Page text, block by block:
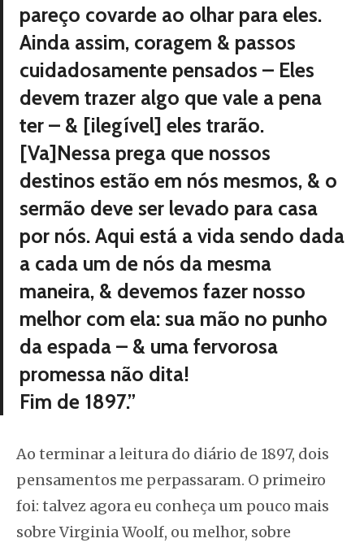
pareço covarde ao olhar para eles.
Ainda assim, coragem & passos
cuidadosamente pensados – Eles
devem trazer algo que vale a pena
ter – & [ilegível] eles trarão.
[Va]Nessa prega que nossos
destinos estão em nós mesmos, & o
sermão deve ser levado para casa
por nós. Aqui está a vida sendo dada
a cada um de nós da mesma
maneira, & devemos fazer nosso
melhor com ela: sua mão no punho
da espada – & uma fervorosa
promessa não dita!
Fim de 1897.”
Ao terminar a leitura do diário de 1897, dois
pensamentos me perpassaram. O primeiro
foi: talvez agora eu conheça um pouco mais
sobre Virginia Woolf, ou melhor, sobre